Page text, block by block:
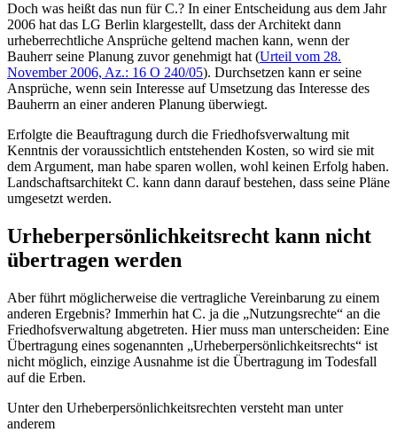
Doch was heißt das nun für C.? In einer Entscheidung aus dem Jahr
2006 hat das LG Berlin klargestellt, dass der Architekt dann
urheberrechtliche Ansprüche geltend machen kann, wenn der
Bauherr seine Planung zuvor genehmigt hat (Urteil vom 28.
November 2006, Az.: 16 O 240/05). Durchsetzen kann er seine
Ansprüche, wenn sein Interesse auf Umsetzung das Interesse des
Bauherrn an einer anderen Planung überwiegt.
Erfolgte die Beauftragung durch die Friedhofsverwaltung mit
Kenntnis der voraussichtlich entstehenden Kosten, so wird sie mit
dem Argument, man habe sparen wollen, wohl keinen Erfolg haben.
Landschaftsarchitekt C. kann dann darauf bestehen, dass seine Pläne
umgesetzt werden.
Urheberpersönlichkeitsrecht kann nicht
übertragen werden
Aber führt möglicherweise die vertragliche Vereinbarung zu einem
anderen Ergebnis? Immerhin hat C. ja die „Nutzungsrechte“ an die
Friedhofsverwaltung abgetreten. Hier muss man unterscheiden: Eine
Übertragung eines sogenannten „Urheberpersönlichkeitsrechts“ ist
nicht möglich, einzige Ausnahme ist die Übertragung im Todesfall
auf die Erben.
Unter den Urheberpersönlichkeitsrechten versteht man unter
anderem